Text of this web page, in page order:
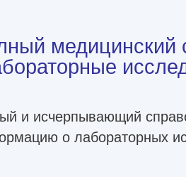
медицинский
и исчерпывающий
о лабораторных